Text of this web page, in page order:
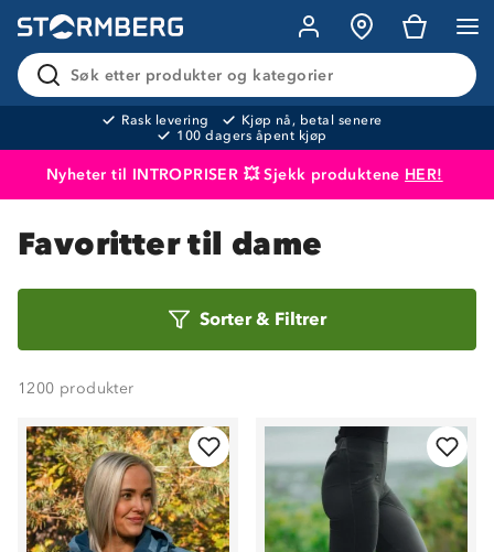
Søk etter produkter og kategorier
Rask levering
Kjøp nå, betal senere
100 dagers åpent kjøp
Nyheter til INTROPRISER 💥 Sjekk produktene HER!
Produktet er lagt i handlekurven
Favoritter til dame
Sorter& Filtrer
1200 produkter